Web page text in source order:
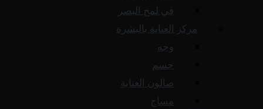
في لمح البصر
مركز العناية بالبشرة
وجه
جسم
صالون العناية
مساج